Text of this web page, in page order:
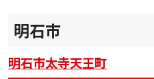
明石市
明石市太寺天王町